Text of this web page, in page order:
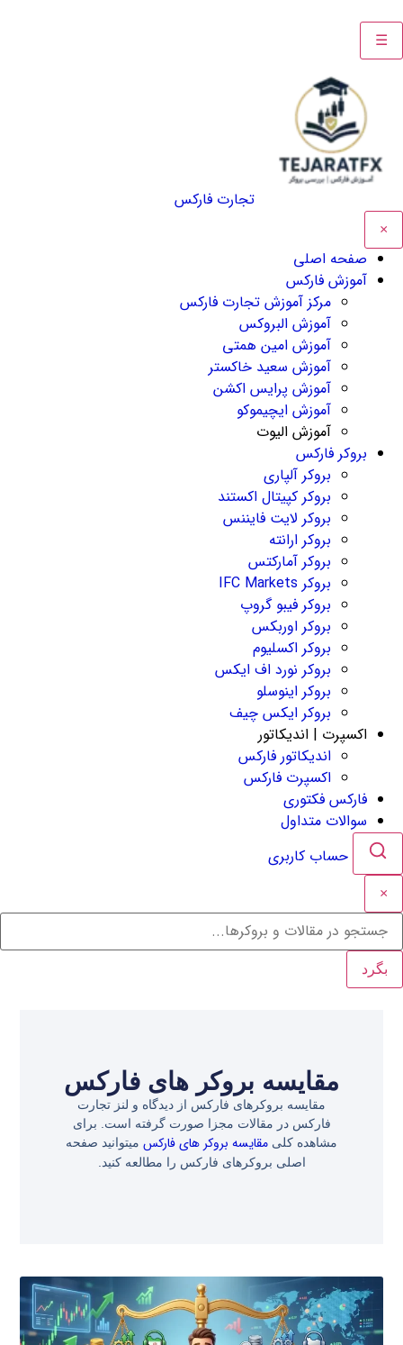
☰
تجارت فارکس
×
صفحه اصلی
آموزش فارکس
مرکز آموزش تجارت فارکس
آموزش البروکس
آموزش امین همتی
آموزش سعید خاکستر
آموزش پرایس اکشن
آموزش ایچیموکو
آموزش الیوت
بروکر فارکس
بروکر آلپاری
بروکر کپیتال اکستند
بروکر لایت فایننس
بروکر ارانته
بروکر آمارکتس
بروکر IFC Markets
بروکر فیبو گروپ
بروکر اوربکس
بروکر اکسلیوم
بروکر نورد اف ایکس
بروکر اینوسلو
بروکر ایکس چیف
اکسپرت | اندیکاتور
اندیکاتور فارکس
اکسپرت فارکس
فارکس فکتوری
سوالات متداول
حساب کاربری
×
بگرد
مقایسه بروکر های فارکس
مقایسه بروکرهای فارکس از دیدگاه و لنز تجارت
فارکس در مقالات مجزا صورت گرفته است. برای
مشاهده کلی مقایسه بروکر های فارکس میتوانید صفحه
اصلی بروکرهای فارکس را مطالعه کنید.